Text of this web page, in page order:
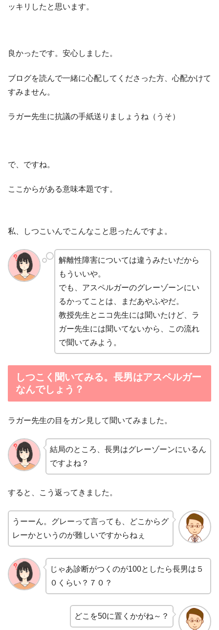
ッキリしたと思います。
良かったです。安心しました。
ブログを読んで一緒に心配してくださった方、心配かけて
すみません。
ラガー先生に抗議の手紙送りましょうね（うそ）
で、ですね。
ここからがある意味本題です。
私、しつこいんでこんなこと思ったんですよ。
解離性障害については違うみたいだから
もういいや。
でも、アスペルガーのグレーゾーンにい
るかってことは、まだあやふやだ。
教授先生とニコ先生には聞いたけど、ラ
ガー先生には聞いてないから、この流れ
で聞いてみよう。
しつこく聞いてみる。長男はアスペルガー
なんでしょう？
ラガー先生の目をガン見して聞いてみました。
結局のところ、長男はグレーゾーンにいるん
ですよね？
すると、こう返ってきました。
うーーん。グレーって言っても、どこからグ
レーかというのが難しいですからねぇ
じゃあ診断がつくのが100としたら長男は５
０くらい？７０？
どこを50に置くかがね～？